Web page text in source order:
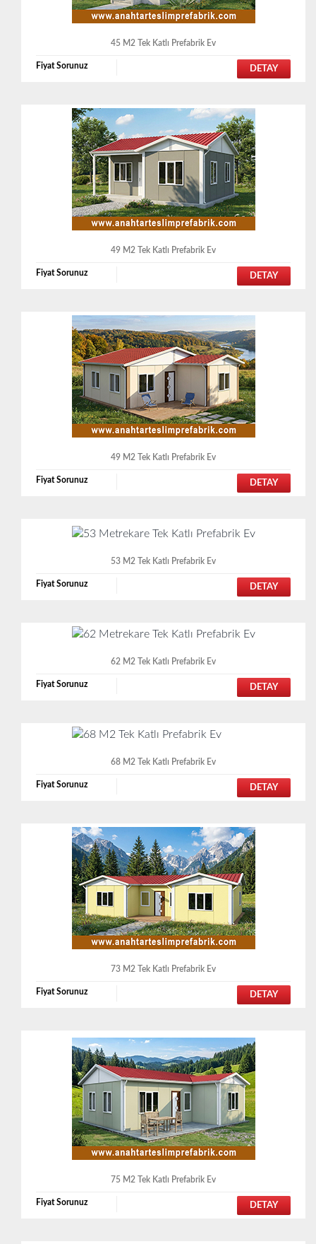
45 M2 Tek Katlı Prefabrik Ev
Fiyat Sorunuz DETAY
49 M2 Tek Katlı Prefabrik Ev
Fiyat Sorunuz DETAY
49 M2 Tek Katlı Prefabrik Ev
Fiyat Sorunuz DETAY
53 M2 Tek Katlı Prefabrik Ev
Fiyat Sorunuz DETAY
62 M2 Tek Katlı Prefabrik Ev
Fiyat Sorunuz DETAY
68 M2 Tek Katlı Prefabrik Ev
Fiyat Sorunuz DETAY
73 M2 Tek Katlı Prefabrik Ev
Fiyat Sorunuz DETAY
75 M2 Tek Katlı Prefabrik Ev
Fiyat Sorunuz DETAY